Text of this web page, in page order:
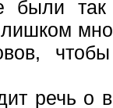
были
речь о